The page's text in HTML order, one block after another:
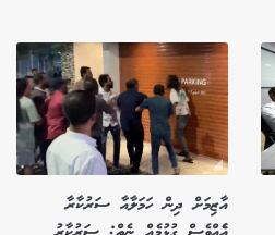
އާޒިމަށް ދިން ހަމަލާއާ ސަރުކާރާ